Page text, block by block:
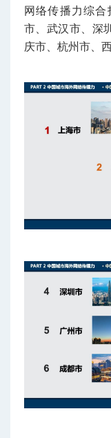
网络传播力综
市、武汉市、深
庆市、杭州市、西